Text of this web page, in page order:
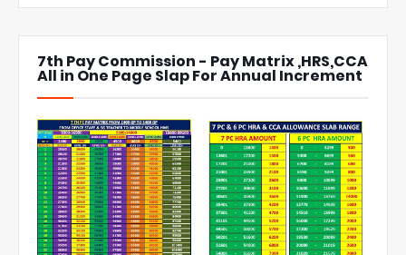
7th Pay Commission - Pay Matrix ,HRS,CCA
All in One Page Slap For Annual Increment